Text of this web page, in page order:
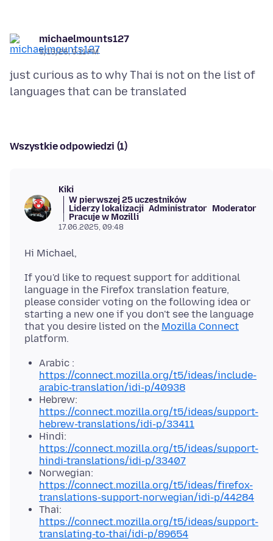
michaelmounts127
5/13/25, 9:11 PM
just curious as to why Thai is not on the list of
Wszystkie odpowiedzi (1)
Kiki
W pierwszej 25 uczestników
Liderzy lokalizacji Administrator Moderator
Pracuje w Mozilli
17.06.2025, 09:48
If you'd like to request support for additional
language in the Firefox translation feature,
please consider voting on the following idea or
starting a new one if you don't see the language
that you desire listed on the Mozilla Connect
Arabic :
https://connect.mozilla.org/t5/ideas/include-
arabic-translation/idi-p/40938
Hebrew:
https://connect.mozilla.org/t5/ideas/support-
hebrew-translations/idi-p/33411
Hindi:
https://connect.mozilla.org/t5/ideas/support-
hindi-translations/idi-p/33407
Norwegian:
https://connect.mozilla.org/t5/ideas/firefox-
translations-support-norwegian/idi-p/44284
Thai:
https://connect.mozilla.org/t5/ideas/support-
translating-to-thai/idi-p/89654